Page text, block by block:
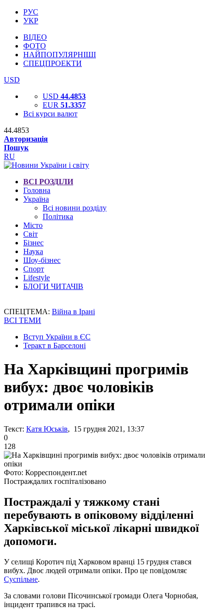
РУС
УКР
ВІДЕО
ФОТО
НАЙПОПУЛЯРНІШІ
СПЕЦПРОЕКТИ
USD
USD 44.4853
EUR 51.3357
Всі курси валют
44.4853
Авторизація
Пошук
RU
ВСІ РОЗДІЛИ
Головна
Україна
Всі новини розділу
Політика
Місто
Світ
Бізнес
Наука
Шоу-бізнес
Спорт
Lifestyle
БЛОГИ ЧИТАЧІВ
СПЕЦТЕМА: Війна в Ірані
ВСІ ТЕМИ
Вступ України в ЄС
Теракт в Барселоні
На Харківщині прогримів
вибух: двоє чоловіків
отримали опіки
Текст: Катя Юськів, 15 грудня 2021, 13:37
0
128
Фото: Корреспондент.net
Постраждалих госпіталізовано
Постраждалі у тяжкому стані
перебувають в опіковому відділенні
Харківської міської лікарні швидкої
допомоги.
У селищі Коротич під Харковом вранці 15 грудня стався
вибух. Двоє людей отримали опіки. Про це повідомляє
Суспільне.
За словами голови Пісочинської громади Олега Чорнобая,
інцидент трапився на трасі.